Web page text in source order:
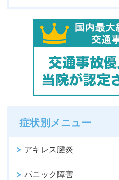
症状別メニュー
アキレス腱炎
パニック障害